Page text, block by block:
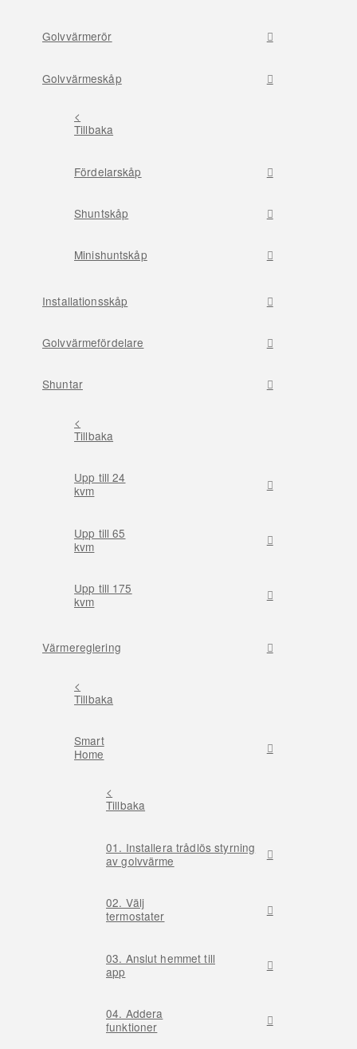
Golvvärmerör
Golvvärmeskåp
<
Tillbaka
Fördelarskåp
Shuntskåp
Minishuntskåp
Installationsskåp
Golvvärmefördelare
Shuntar
<
Tillbaka
Upp till 24
kvm
Upp till 65
kvm
Upp till 175
kvm
Värmereglering
<
Tillbaka
Smart
Home
<
Tillbaka
01. Installera trådlös styrning
av golvvärme
02. Välj
termostater
03. Anslut hemmet till
app
04. Addera
funktioner